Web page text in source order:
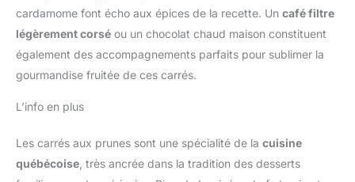
cardamome font écho aux épices de la recette. Un café filtre
légèrement corsé ou un chocolat chaud maison constituent
également des accompagnements parfaits pour sublimer la
gourmandise fruitée de ces carrés.
L’info en plus
Les carrés aux prunes sont une spécialité de la cuisine
québécoise , très ancrée dans la tradition des desserts